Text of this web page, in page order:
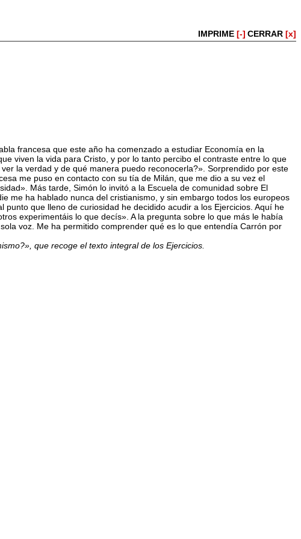
IMPRIME [-] CERRAR [x]
francesa que este año ha comenzado a estudiar Economía en la
viven la vida para Cristo, y por lo tanto percibo el contraste entre lo que
la verdad y de qué manera puedo reconocerla?». Sorprendido por este
me puso en contacto con su tía de Milán, que me dio a su vez el
Más tarde, Simón lo invitó a la Escuela de comunidad sobre El
me ha hablado nunca del cristianismo, y sin embargo todos los europeos
que lleno de curiosidad he decidido acudir a los Ejercicios. Aquí he
experimentáis lo que decís». A la pregunta sobre lo que más le había
voz. Me ha permitido comprender qué es lo que entendía Carrón por
que recoge el texto integral de los Ejercicios.